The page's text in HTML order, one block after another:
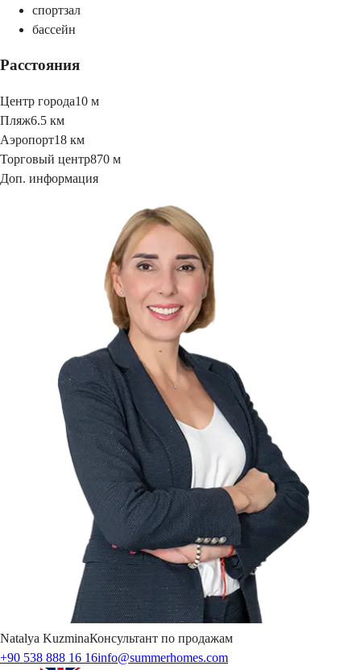
спортзал
бассейн
Расстояния
Центр города10 м
Пляж6.5 км
Аэропорт18 км
Торговый центр870 м
Доп. информация
Natalya KuzminaКонсультант по продажам
+90 538 888 16 16info@summerhomes.com